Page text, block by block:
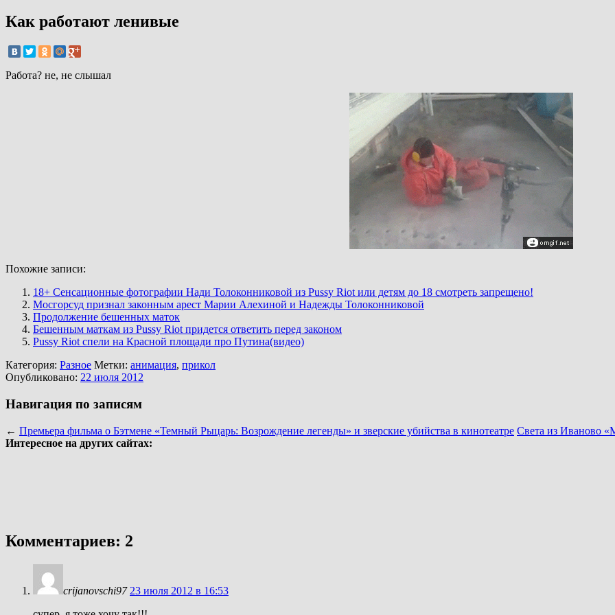
Как работают ленивые
Работа? не, не слышал
Похожие записи:
18+ Сенсационные фотографии Нади Толоконниковой из Pussy Riot или детям до 18 смотреть запрещено!
Мосгорсуд признал законным арест Марии Алехиной и Надежды Толоконниковой
Продолжение бешенных маток
Бешенным маткам из Pussy Riot придется ответить перед законом
Pussy Riot спели на Красной площади про Путина(видео)
Категория: Разное Метки: анимация, прикол
Опубликовано: 22 июля 2012
Навигация по записям
← Премьера фильма о Бэтмене «Темный Рыцарь: Возрождение легенды» и зверские убийства в кинотеатре Света из Иваново
Интересное на других сайтах:
Комментариев: 2
crijanovschi97 23 июля 2012 в 16:53